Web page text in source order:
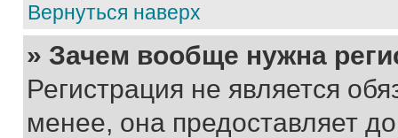
Вернуться наверх
» Зачем вообще нужна
Регистрация не является
менее, она предоставляет